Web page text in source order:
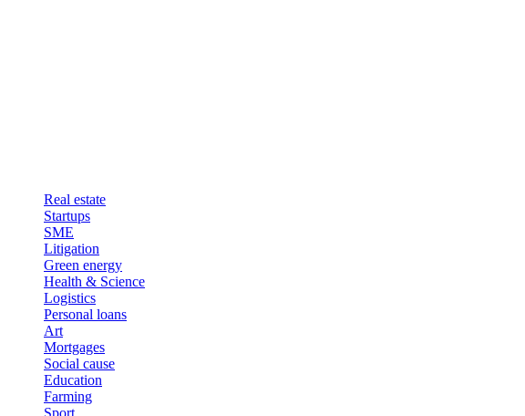
Real estate
Startups
SME
Litigation
Green energy
Health & Science
Logistics
Personal loans
Art
Mortgages
Social cause
Education
Farming
Sport